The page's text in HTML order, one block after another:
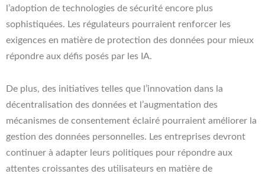
l’adoption de technologies de sécurité encore plus
sophistiquées. Les régulateurs pourraient renforcer les
exigences en matière de protection des données pour mieux
répondre aux défis posés par les IA.
De plus, des initiatives telles que l’innovation dans la
décentralisation des données et l’augmentation des
mécanismes de consentement éclairé pourraient améliorer la
gestion des données personnelles. Les entreprises devront
continuer à adapter leurs politiques pour répondre aux
attentes croissantes des utilisateurs en matière de